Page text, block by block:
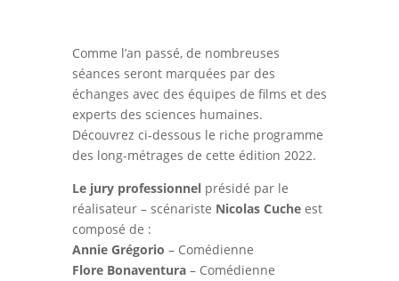
Comme l’an passé, de nombreuses
séances seront marquées par des
échanges avec des équipes de films et des
experts des sciences humaines.
Découvrez ci-dessous le riche programme
des long-métrages de cette édition 2022.
Le jury professionnelprésidé par le
réalisateur – scénariste Nicolas Cucheest
composé de :
Annie Grégorio – Comédienne
Flore Bonaventura– Comédienne